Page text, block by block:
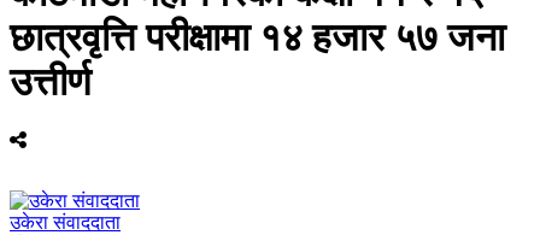
छात्रवृत्ति परीक्षामा १४ हजार ५७ जना
उत्तीर्ण
उकेरा संवाददाता